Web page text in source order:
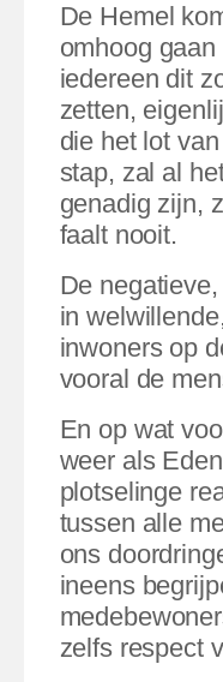
De Hemel
omhoog
iedereen dit
zetten,
die het lot
stap, zal al
genadig zijn,
faalt nooit.
De
in
inwoners op
vooral de
En op wat
weer als
plotselinge
tussen alle
ons
ineens
zelfs respect